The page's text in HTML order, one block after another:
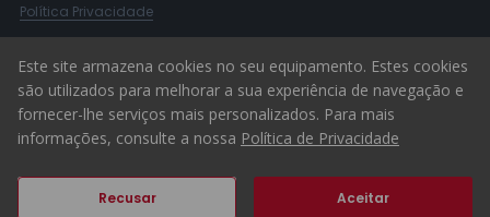
Política Privacidade
Canal de Denúncias
© 2026 ERA Portugal
Este site armazena cookies no seu equipamento. Estes cookies
são utilizados para melhorar a sua experiência de navegação e
fornecer-lhe serviços mais personalizados. Para mais
informações, consulte a nossa Política de Privacidade
Recusar Aceitar